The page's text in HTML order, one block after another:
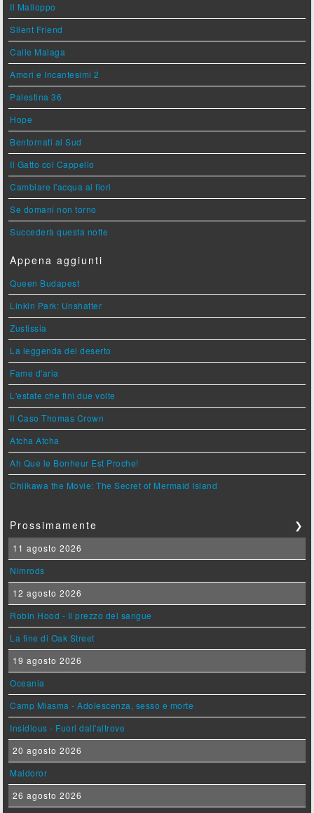
Il Malloppo
Silent Friend
Calle Malaga
Amori e Incantesimi 2
Palestina 36
Hope
Bentornati al Sud
Il Gatto col Cappello
Cambiare l'acqua ai fiori
Se domani non torno
Succederà questa notte
Appena aggiunti
Queen Budapest
Linkin Park: Unshatter
Zustissia
La leggenda del deserto
Fame d'aria
L'estate che finì due volte
Il Caso Thomas Crown
Atcha Atcha
Ah Que le Bonheur Est Proche!
Chiikawa the Movie: The Secret of Mermaid Island
Prossimamente ❯
11 agosto 2026
Nimrods
12 agosto 2026
Robin Hood - Il prezzo del sangue
La fine di Oak Street
19 agosto 2026
Oceania
Camp Miasma - Adolescenza, sesso e morte
Insidious - Fuori dall'altrove
20 agosto 2026
Maldoror
26 agosto 2026